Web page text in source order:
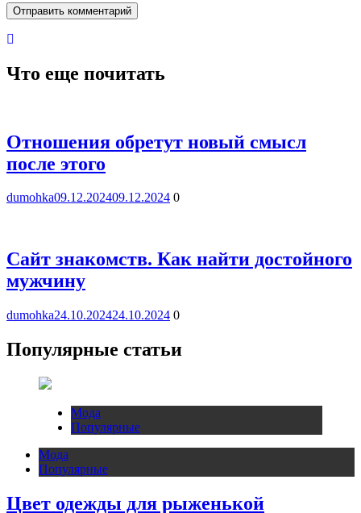
Что еще почитать
Отношения обретут новый смысл
после этого
dumohka09.12.202409.12.2024 0
Сайт знакомств. Как найти достойного
мужчину
dumohka24.10.202424.10.2024 0
Популярные статьи
Мода
Популярные
Мода
Популярные
Цвет одежды для рыженькой